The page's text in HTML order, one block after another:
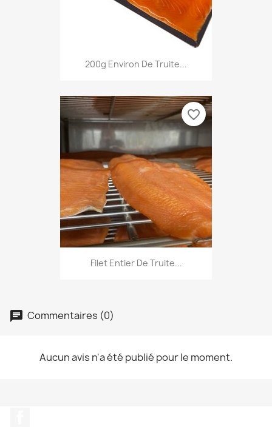
200g Environ De Truite...
Filet Entier De Truite...
favorite_border
Commentaires (0)
Aucun avis n'a été publié pour le moment.